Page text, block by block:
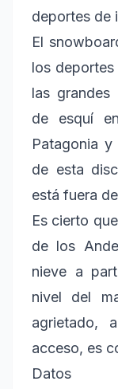
deportes de
El
los
las grandes
de esquí
Patagonia
de esta
está fuera
Es cierto
de los
nieve a
nivel del
agrietado,
acceso, es
Datos